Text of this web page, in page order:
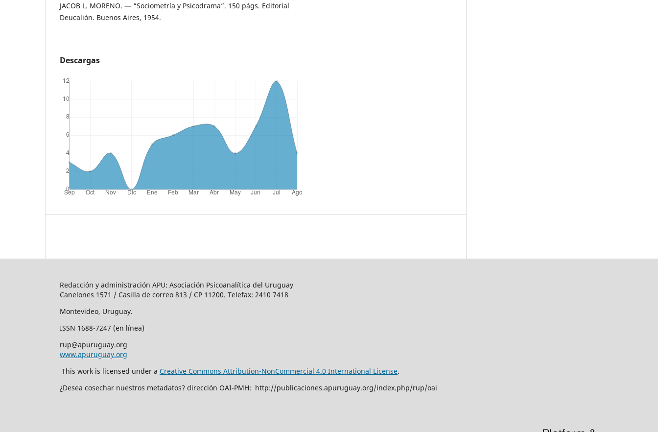
JACOB L. MORENO. — “Sociometría y Psicodrama”. 150 págs. Editorial
Deucalión. Buenos Aires, 1954.
Descargas
Redacción y administración APU: Asociación Psicoanalítica del Uruguay
Canelones 1571 / Casilla de correo 813 / CP 11200. Telefax: 2410 7418
Montevideo, Uruguay.
ISSN 1688-7247 (en línea)
rup@apuruguay.org
www.apuruguay.org
This work is licensed under a Creative Commons Attribution-NonCommercial 4.0 International License.
¿Desea cosechar nuestros metadatos? dirección OAI-PMH: http://publicaciones.apuruguay.org/index.php/rup/oai